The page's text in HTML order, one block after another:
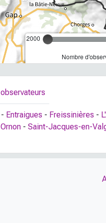
2000
Nombre
observateurs
- Entraigues - Freissinières -
Ornon - Saint-Jacques-en-